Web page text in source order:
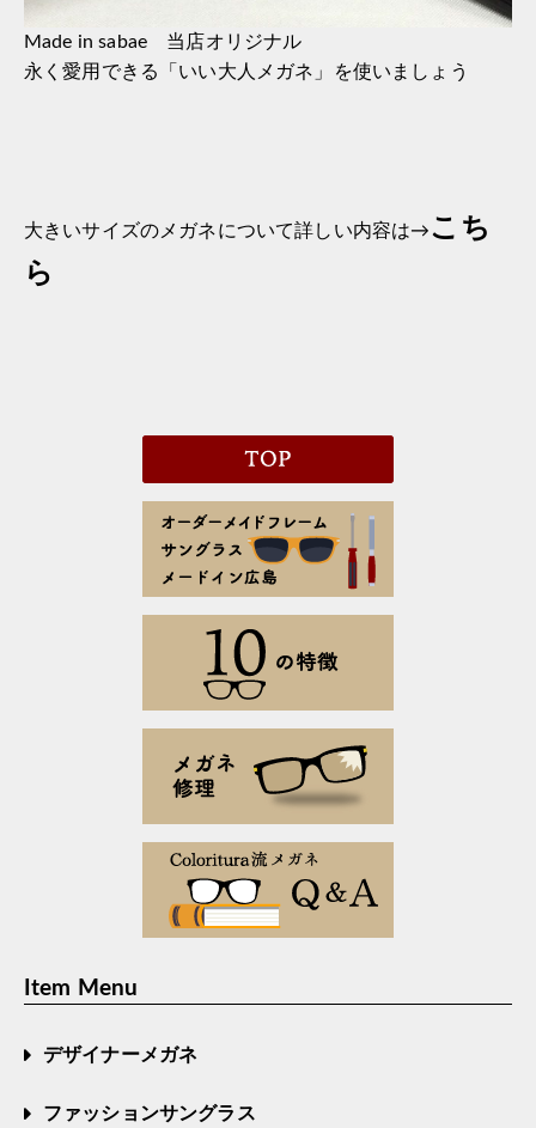
Made in sabae 当店オリジナル
永く愛用できる「いい大人メガネ」を使いましょう
大きいサイズのメガネについて詳しい内容は→こち
ら
Item Menu
デザイナーメガネ
ファッションサングラス